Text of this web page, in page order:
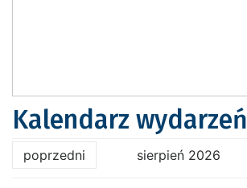
Kalendarz wydarzeń
poprzedni sierpień 2026